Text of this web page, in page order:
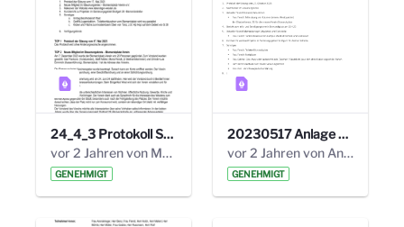
24_4_3 Protokoll Steuerungskreis.pdf
vor 2 Jahren von Marcel Eckert
GENEHMIGT
20230517 Anlage 1_35. Steuerungskreis.pdf
vor 2 Jahren von Anni Schlumberger
GENEHMIGT